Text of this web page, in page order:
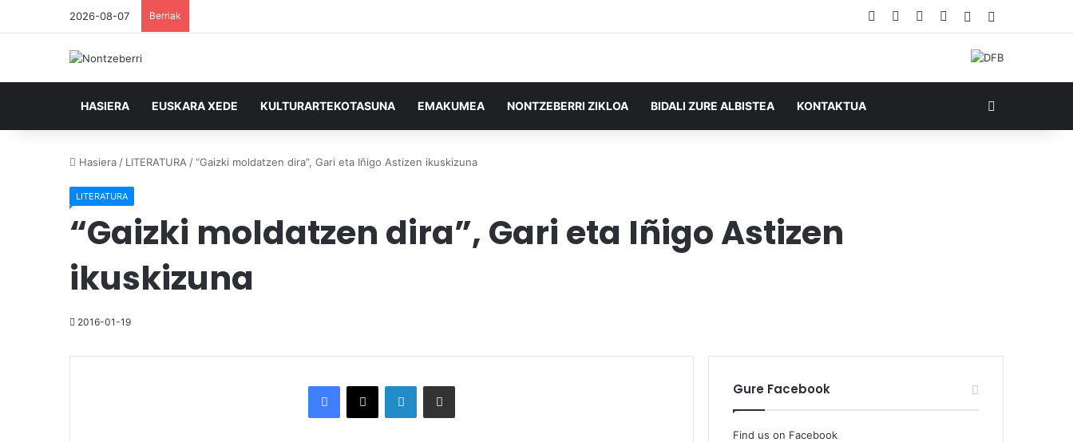
2026-08-07 Berriak Facebook YouTube
RSS Ausazko
HASIERA EUSKARA XEDE KULTURARTEKOTASUNA EMAKUMEA NONTZEBERRI ZIKLOA BIDALI ZURE ALBISTEA KONTAKTUA
Hasiera / LITERATURA /“Gaizki moldatzen dira”, Gari eta Iñigo Astizen ikuskizuna
LITERATURA
“Gaizki moldatzen dira”, Gari eta Iñigo Astizen
ikuskizuna
2016-01-19
Gure Facebook
Find us on Facebook